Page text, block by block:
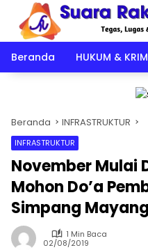
Langsung
konten
Beranda
HUKUM &
Beranda INFRASTRUKTUR
INFRASTRUKTUR
November Mulai
Mohon Do’a
Simpang
1 Min Baca
02/08/2019